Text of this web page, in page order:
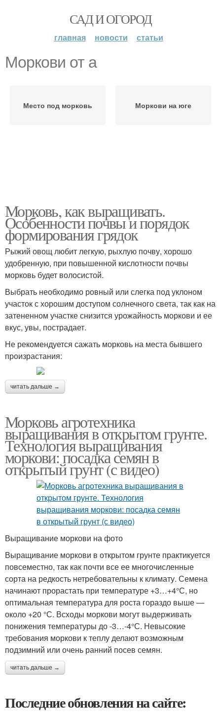
САД И ОГОРОД
главная новости статьи
Моркови от а
Место под морковь Моркови на юге
Морковь, как выращивать.
Особенности почвы и порядок
формирования грядок
Рыжий овощ любит легкую, рыхлую почву, хорошо
удобренную, при повышенной кислотности почвы
морковь будет волосистой.
Выбрать необходимо ровный или слегка под уклоном
участок с хорошим доступом солнечного света, так как на
затененном участке снизится урожайность моркови и ее
вкус, увы, пострадает.
Не рекомендуется сажать морковь на места бывшего
произрастания:
читать дальше →
Морковь агротехника
выращивания в открытом грунте.
Технология выращивания
моркови: посадка семян в
открытый грунт (с видео)
Выращивание моркови на фото
Выращивание моркови в открытом грунте практикуется
повсеместно, так как почти все ее многочисленные
сорта на редкость нетребовательны к климату. Семена
начинают прорастать при температуре +3…+4°С, но
оптимальная температура для роста гораздо выше —
около +20 °С. Всходы моркови могут выдерживать
понижения температуры до -3…-4°С. Невысокие
требования моркови к теплу делают возможным
подзимний или очень ранний посев семян.
читать дальше →
Последние обновления на сайте: